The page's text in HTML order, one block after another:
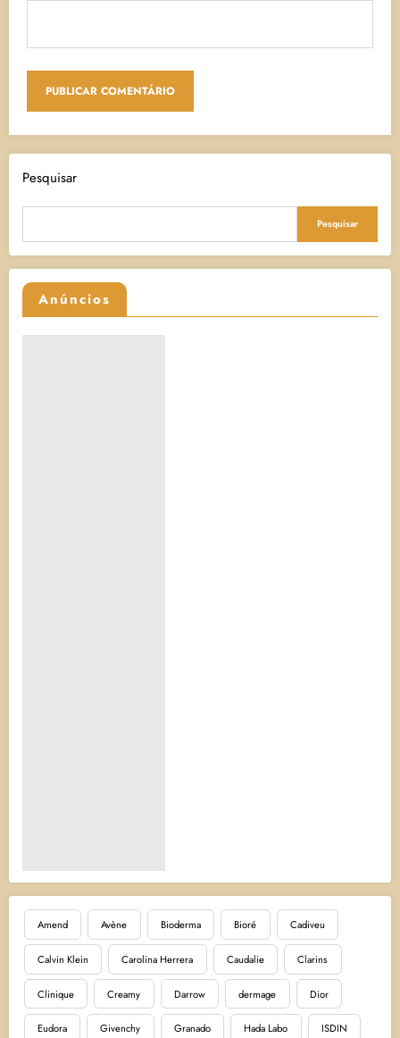
Pesquisar
Pesquisar
Anúncios
Amend Avène Bioderma Bioré Cadiveu
Calvin Klein Carolina Herrera Caudalie Clarins
Clinique Creamy Darrow dermage Dior
Eudora Givenchy Granado Hada Labo ISDIN